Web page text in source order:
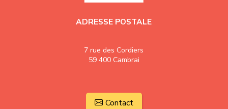
ADRESSE POSTALE
7 rue des Cordiers
59 400 Cambrai
Contact